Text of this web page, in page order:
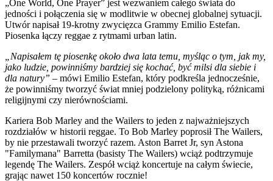
„One World, One Prayer” jest wezwaniem całego świata do
jedności i połączenia się w modlitwie w obecnej globalnej sytuacji.
Utwór napisał 19-krotny zwycięzca Grammy Emilio Estefan.
Piosenka łączy reggae z rytmami urban latin.
„Napisałem tę piosenkę około dwa lata temu, myśląc o tym, jak my,
jako ludzie, powinniśmy bardziej się kochać, być milsi dla siebie i
dla natury” – mówi Emilio Estefan, który podkreśla jednocześnie,
że powinniśmy tworzyć świat mniej podzielony polityką, różnicami
religijnymi czy nierównościami.
Kariera Bob Marley and the Wailers to jeden z najważniejszych
rozdziałów w historii reggae. To Bob Marley poprosił The Wailers,
by nie przestawali tworzyć razem. Aston Barret Jr, syn Astona
"Familymana" Barretta (basisty The Wailers) wciąż podtrzymuje
legendę The Wailers. Zespół wciąż koncertuje na całym świecie,
grając nawet 150 koncertów rocznie!